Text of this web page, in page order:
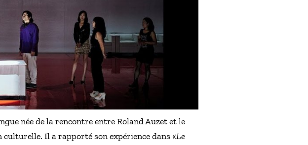
née de la rencontre entre Roland Auzet et le
Il a rapporté son expérience dans «Le